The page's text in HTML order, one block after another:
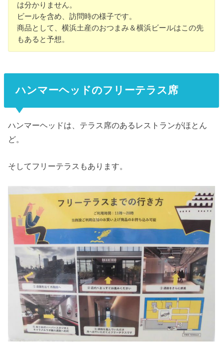
は分かりません。
ビールを含め、訪問時の様子です。
商品として、横浜土産のおつまみ＆横浜ビールはこの先
もあると予想。
ハンマーヘッドのフリーテラス席
ハンマーヘッドは、テラス席のあるレストランがほとん
ど。
そしてフリーテラスもあります。